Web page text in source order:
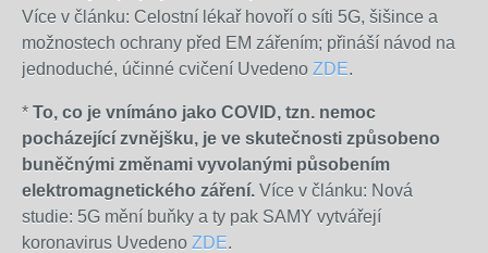
Více v článku: Celostní lékař hovoří o síti 5G, šišince a
možnostech ochrany před EM zářením; přináší návod na
jednoduché, účinné cvičení Uvedeno ZDE.
* To, co je vnímáno jako COVID, tzn. nemoc
pocházející zvnějšku, je ve skutečnosti způsobeno
buněčnými změnami vyvolanými působením
elektromagnetického záření. Více v článku: Nová
studie: 5G mění buňky a ty pak SAMY vytvářejí
koronavirus Uvedeno ZDE.